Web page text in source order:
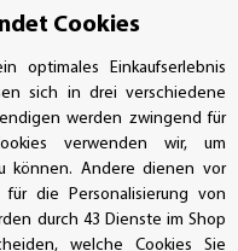
Aufkleber, UV-
Klebefolie,
transparent, rund,
Freiform
Cookies
optimales Einkaufserlebnis
sich in drei verschiedene
werden zwingend für
verwenden wir, um
können. Andere dienen vor
die Personalisierung von
durch 43 Dienste im Shop
welche Cookies Sie